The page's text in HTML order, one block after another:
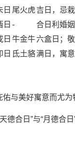
日 尾火虎 吉日，忌
日 -
合日利婚
日 牛金牛六盒日；
日 氐土貉满日，寓
与美好寓意而尤为
德合日”与“月德合